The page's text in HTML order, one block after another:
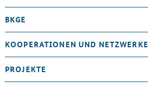
BKGE
KOOPERATIONEN UND NETZWERKE
PROJEKTE